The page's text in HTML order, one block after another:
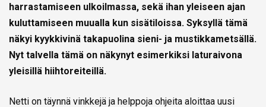
harrastamiseen ulkoilmassa, sekä ihan yleiseen ajan
kuluttamiseen muualla kun sisätiloissa. Syksyllä tämä
näkyi kyykkivinä takapuolina sieni- ja mustikkametsällä.
Nyt talvella tämä on näkynyt esimerkiksi laturaivona
yleisillä hiihtoreiteillä.
Netti on täynnä vinkkejä ja helppoja ohjeita aloittaa uusi